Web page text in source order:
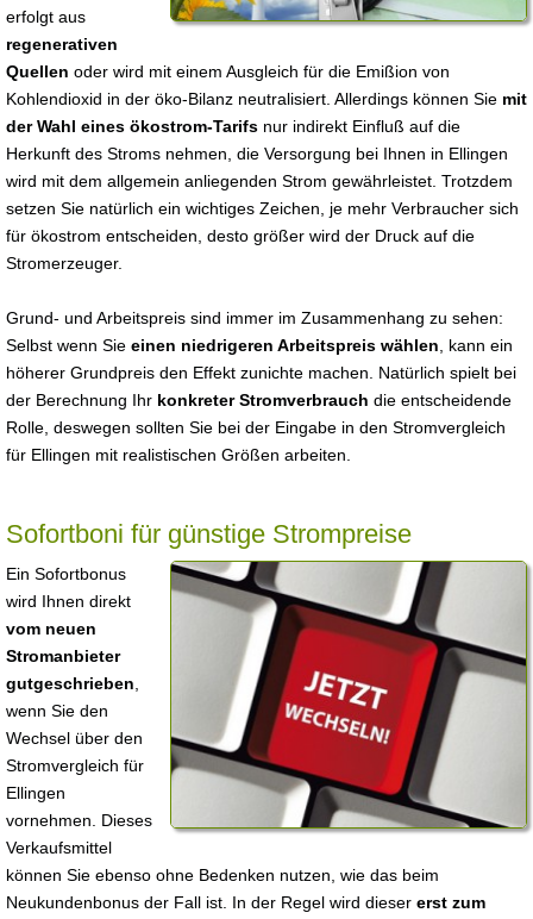
erfolgt aus
regenerativen
Quellen oder wird mit einem Ausgleich für die Emißion von
Kohlendioxid in der öko-Bilanz neutralisiert. Allerdings können Sie mit
der Wahl eines ökostrom-Tarifs nur indirekt Einfluß auf die
Herkunft des Stroms nehmen, die Versorgung bei Ihnen in Ellingen
wird mit dem allgemein anliegenden Strom gewährleistet. Trotzdem
setzen Sie natürlich ein wichtiges Zeichen, je mehr Verbraucher sich
für ökostrom entscheiden, desto größer wird der Druck auf die
Stromerzeuger.
Grund- und Arbeitspreis sind immer im Zusammenhang zu sehen:
Selbst wenn Sie einen niedrigeren Arbeitspreis wählen , kann ein
höherer Grundpreis den Effekt zunichte machen. Natürlich spielt bei
der Berechnung Ihr konkreter Stromverbrauch die entscheidende
Rolle, deswegen sollten Sie bei der Eingabe in den Stromvergleich
für Ellingen mit realistischen Größen arbeiten.
Sofortboni für günstige Strompreise
Ein Sofortbonus
wird Ihnen direkt
vom neuen
Stromanbieter
gutgeschrieben
wenn Sie den
Wechsel über den
Stromvergleich für
Ellingen
vornehmen. Dieses
Verkaufsmittel
können Sie ebenso ohne Bedenken nutzen, wie das beim
Neukundenbonus der Fall ist. In der Regel wird dieser erst zum